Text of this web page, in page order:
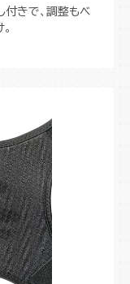
付きで、調整もベ